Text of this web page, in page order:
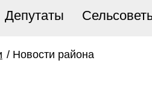
Депутаты
/ Новости района